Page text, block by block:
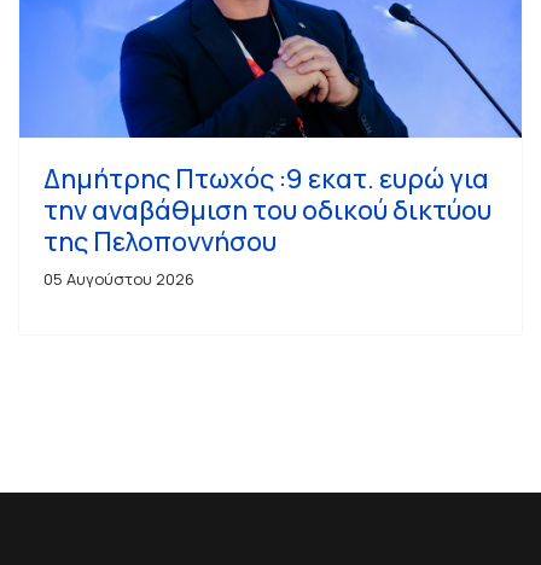
Δημήτρης Πτωχός :9 εκατ. ευρώ για
την αναβάθμιση του οδικού δικτύου
της Πελοποννήσου
05 Αυγούστου 2026